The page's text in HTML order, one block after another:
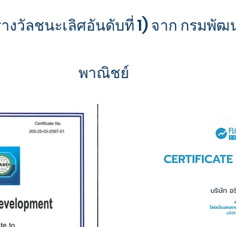
วัลชนะเลิศอันดับที่ 1) จาก กรมพัฒ
พาณิชย์